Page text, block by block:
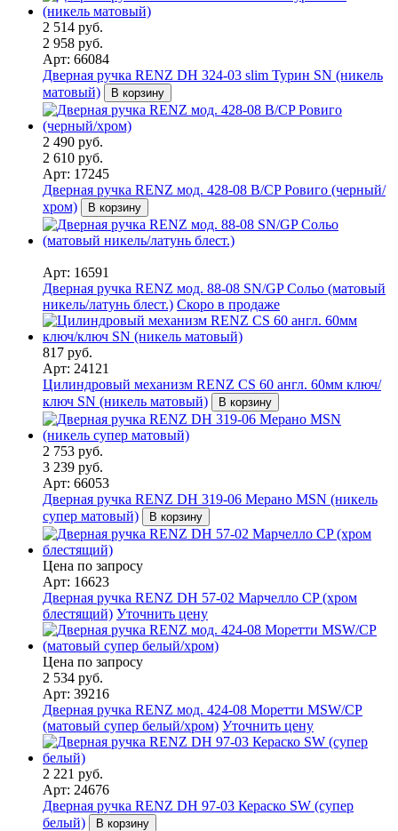
2 514 руб.
2 958 руб.
Арт: 66084
Дверная ручка RENZ DH 324-03 slim Турин SN (никель
матовый)
В корзину
2 490 руб.
2 610 руб.
Арт: 17245
Дверная ручка RENZ мод. 428-08 B/CP Ровиго (черный/
хром)
В корзину
Арт: 16591
Дверная ручка RENZ мод. 88-08 SN/GP Сольо (матовый
никель/латунь блест.) Скоро в продаже
817 руб.
Арт: 24121
Цилиндровый механизм RENZ CS 60 англ. 60мм ключ/
ключ SN (никель матовый)
В корзину
2 753 руб.
3 239 руб.
Арт: 66053
Дверная ручка RENZ DH 319-06 Мерано MSN (никель
супер матовый)
В корзину
Цена по запросу
Арт: 16623
Дверная ручка RENZ DH 57-02 Марчелло CP (хром
блестящий) Уточнить цену
Цена по запросу
2 534 руб.
Арт: 39216
Дверная ручка RENZ мод. 424-08 Моретти MSW/CP
(матовый супер белый/хром) Уточнить цену
2 221 руб.
Арт: 24676
Дверная ручка RENZ DH 97-03 Кераско SW (супер
белый)
В корзину